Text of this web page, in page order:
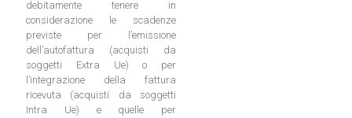
debitamente tenere in
considerazione le scadenze
previste per l’emissione
dell’autofattura (acquisti da
soggetti Extra Ue) o per
l’integrazione della fattura
ricevuta (acquisti da soggetti
Intra Ue) e quelle per